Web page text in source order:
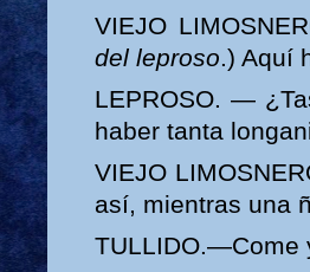
VIEJO
del leproso.) Aquí
LEPROSO. —
haber tanta
VIEJO
así, mientras una
TULLIDO.—Come